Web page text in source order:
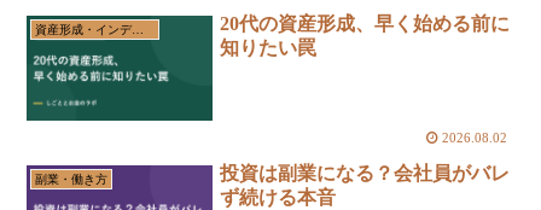
資産形成・インデックス投資
20代の資産形成、早く始める前に
知りたい罠
2026.08.02
副業・働き方
投資は副業になる？会社員がバレ
ず続ける本音